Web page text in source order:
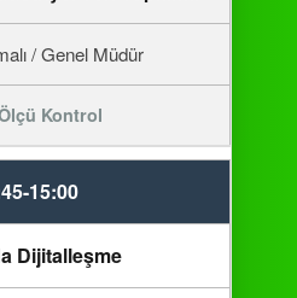
/ Genel Müdür
Kontrol
15:00
Dijitalleşme